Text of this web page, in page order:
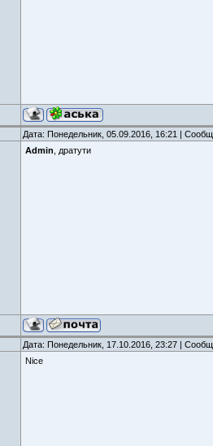
Дата: Понедельник, 05.09.2016, 16:21 |
Admin , дратути
Дата: Понедельник, 17.10.2016, 23:27 |
Nice